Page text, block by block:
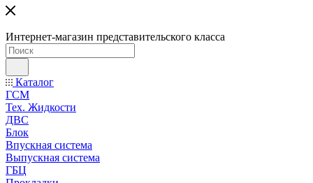
Интернет-магазин представительского класса
Каталог
ГСМ
Тех. Жидкости
ДВС
Блок
Впускная система
Выпускная система
ГБЦ